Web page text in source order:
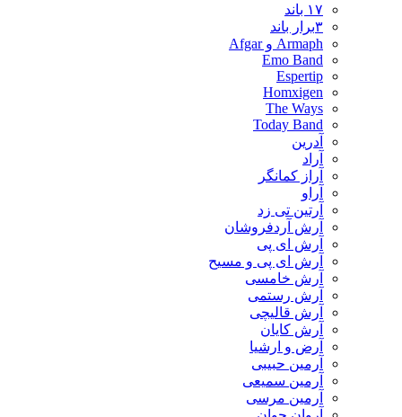
۱۷ باند
۳برار باند
Armaph و Afgar
Emo Band
Espertip
Homxigen
The Ways
Today Band
آدرین
آراد
آراز کمانگر
آراو
آرتین تی زد
آرش آردفروشان
آرش ای پی
آرش ای پی و مسیح
آرش خامسی
آرش رستمی
آرش قالیچی
آرش کایان
​آرض و ارشیا
آرمین حبیبی
آرمین سمیعی
آرمین مرسی